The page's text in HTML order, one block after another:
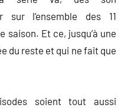
sur l’ensemble des 11
Et ce, jusqu’à une
du reste et qui ne fait que
soient tout aussi